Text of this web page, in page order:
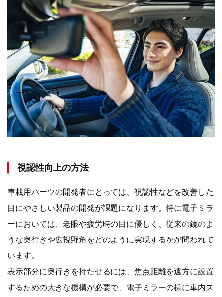
視認性向上の方法
車載用パーツの開発者にとっては、視認性などを改善した
目にやさしい製品の開発が課題になります。特に電子ミラ
ーにおいては、老眼や疲労時の目に優しく、従来の鏡のよ
うな奥行きや広視野角をどのように実現するかが問われて
います。
表示部分に奥行きを持たせるには、焦点距離を遠方に設置
するための大きな機構が必要で、電子ミラーの様に車内ス